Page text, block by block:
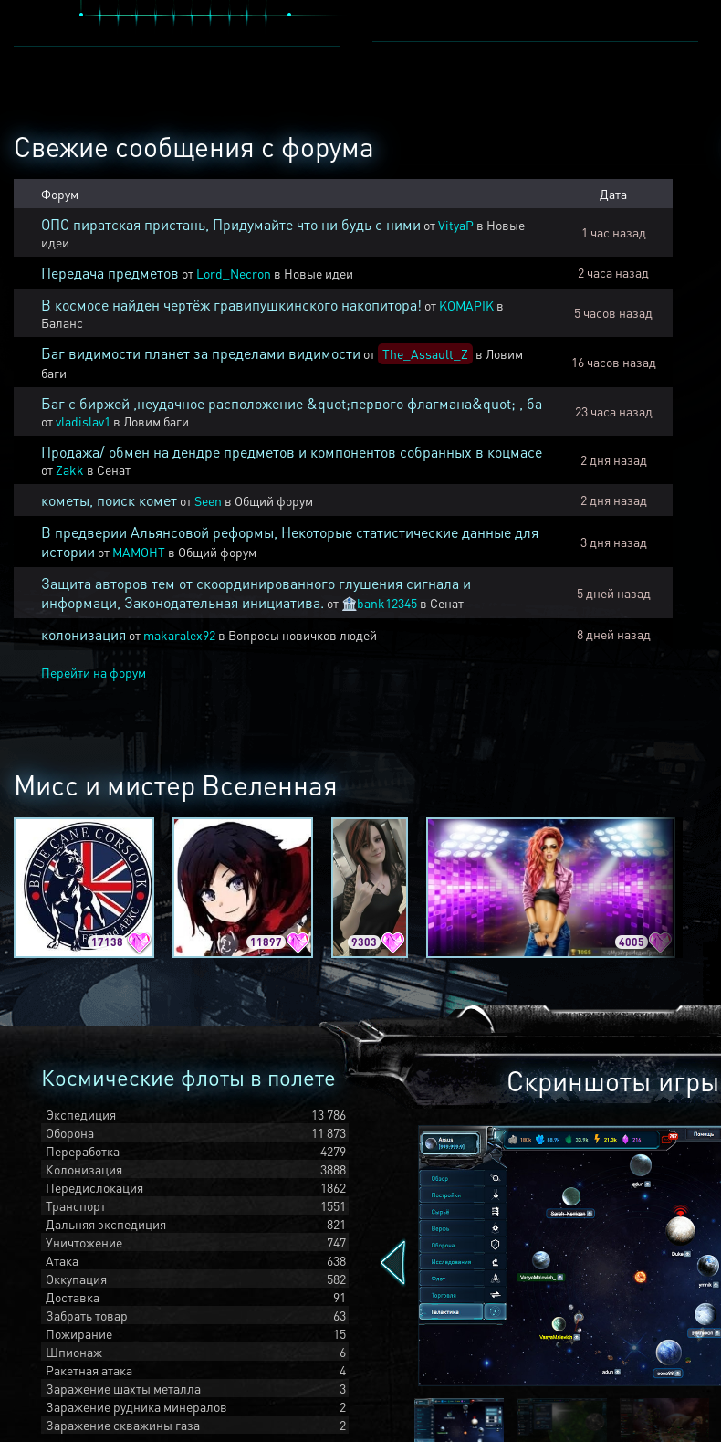
Свежие сообщения с форума
Форум Дата
ОПС пиратская пристань, Придумайте что ни будь с ними отVityaP в Новые
идеи
1 час назад
Передача предметов от Lord_Necron в Новые идеи 2 часа назад
В космосе найден чертёж гравипушкинского накопитора! от KOMAPIK в
Баланс
5 часов назад
Баг видимости планет за пределами видимости от The_Assault_Z в Ловим
баги
16 часов назад
Баг с биржей ,неудачное расположение &quot;первого флагмана&quot; , ба
отvladislav1 в Ловим баги
23 часа назад
Продажа/ обмен на дендре предметов и компонентов собранных в коцмасе
от Zakk в Сенат
2 дня назад
кометы, поиск комет отSeen в Общий форум 2 дня назад
В предверии Альянсовой реформы, Некоторые статистические данные для
истории от MAMOHT в Общий форум
3 дня назад
Защита авторов тем от скоординированного глушения сигнала и
информаци, Законодательная инициатива. от 🏦bank12345 в Сенат
5 дней назад
колонизация от makaralex92 в Вопросы новичков людей 8 дней назад
Перейти на форум
Мисс и мистер Вселенная
17138 11897 9303 4005
Космические флоты в полете
Экспедиция
13 786
Оборона
11 873
Переработка
4279
Колонизация
3888
Передислокация
1862
Транспорт
1551
Дальняя экспедиция
821
Уничтожение
747
Атака
638
Оккупация
582
Доставка
91
Забрать товар
63
Пожирание
15
Шпионаж
6
Ракетная атака
4
Заражение шахты металла
3
Заражение рудника минералов
2
Заражение скважины газа
2
Скриншоты игры